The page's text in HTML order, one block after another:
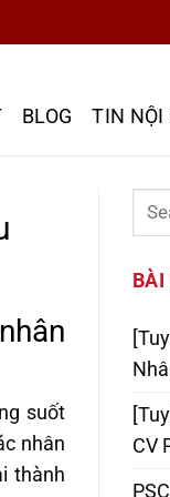
BLOG TIN NỘI
suốt
nhân
thành
CV